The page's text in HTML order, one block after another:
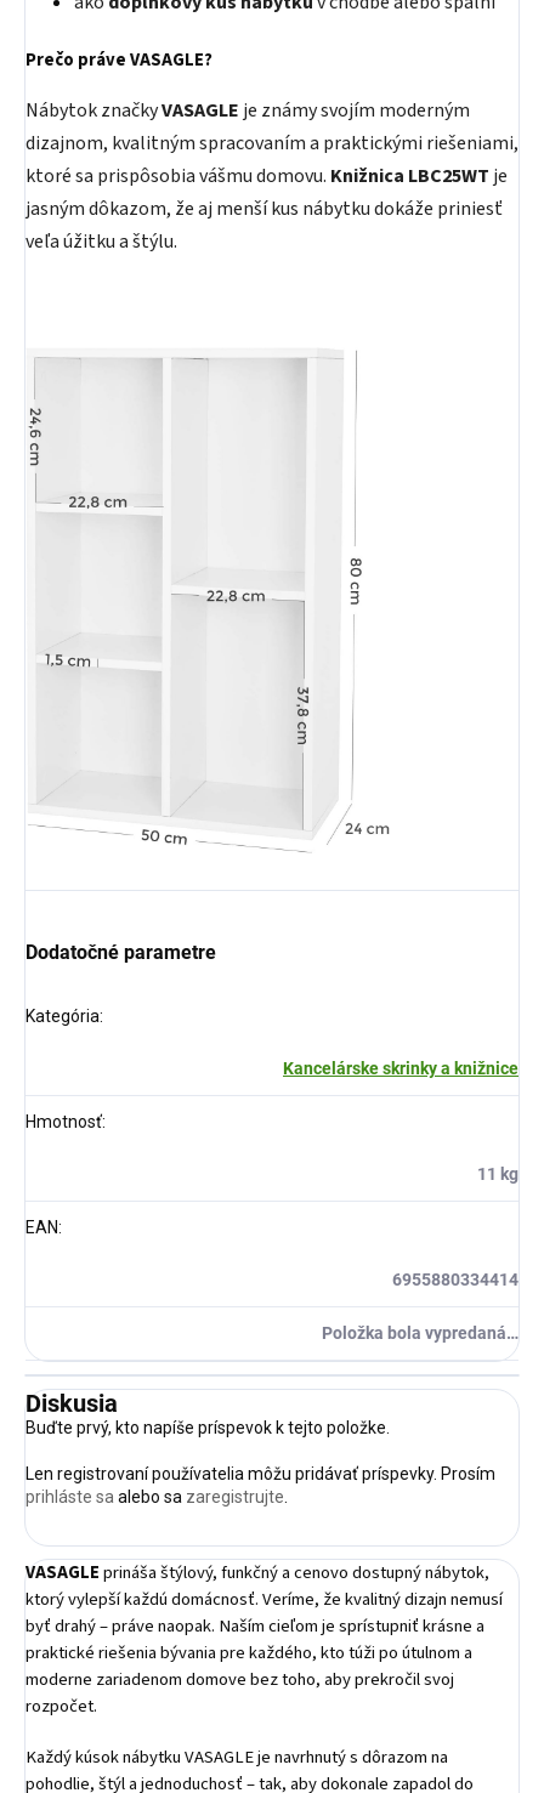
Prečo práve VASAGLE?
Nábytok značkyVASAGLE je známy svojím moderným
dizajnom, kvalitným spracovaním a praktickými riešeniami,
ktoré sa prispôsobia vášmu domovu. Knižnica LBC25WT je
jasným dôkazom, že aj menší kus nábytku dokáže priniesť
veľa úžitku a štýlu.
Dodatočné parametre
Kategória:
Kancelárske skrinky a knižnice
Hmotnosť:
11 kg
EAN:
6955880334414
Položka bola vypredaná…
Diskusia
Buďte prvý, kto napíše príspevok k tejto položke.
Len registrovaní používatelia môžu pridávať príspevky. Prosím
prihláste sa alebo sa zaregistrujte
VASAGLEprináša štýlový, funkčný a cenovo dostupný nábytok,
ktorý vylepší každú domácnosť. Veríme, že kvalitný dizajn nemusí
byť drahý – práve naopak. Naším cieľom je sprístupniť krásne a
praktické riešenia bývania pre každého, kto túži po útulnom a
moderne zariadenom domove bez toho, aby prekročil svoj
rozpočet.
Každý kúsok nábytku VASAGLE je navrhnutý s dôrazom na
pohodlie, štýl a jednoduchosť – tak, aby dokonale zapadol do